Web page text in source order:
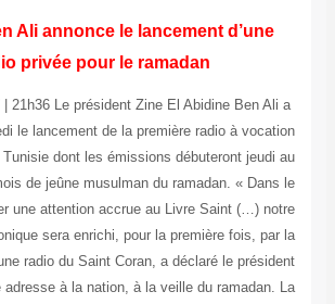
Ali annonce le lancement d’une
privée pour le ramadan
| 21h36 Le président Zine El Abidine Ben Ali a
le lancement de la première radio à vocation
Tunisie dont les émissions débuteront jeudi au
de jeûne musulman du ramadan. « Dans le
une attention accrue au Livre Saint (…) notre
sera enrichi, pour la première fois, par la
radio du Saint Coran, a déclaré le président
adresse à la nation, à la veille du ramadan. La